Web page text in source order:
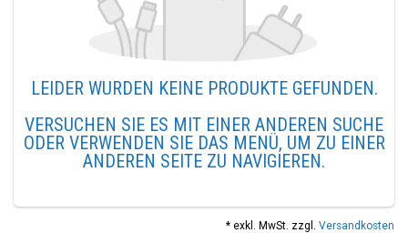
LEIDER WURDEN KEINE PRODUKTE GEFUNDEN.
VERSUCHEN SIE ES MIT EINER ANDEREN SUCHE
ODER VERWENDEN SIE DAS MENÜ, UM ZU EINER
ANDEREN SEITE ZU NAVIGIEREN.
* exkl. MwSt. zzgl. Versandkosten